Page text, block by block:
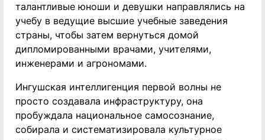
талантливые юноши и девушки направлялись на
учебу в ведущие высшие учебные заведения
страны, чтобы затем вернуться домой
дипломированными врачами, учителями,
инженерами и агрономами.
Ингушская интеллигенция первой волны не
просто создавала инфраструктуру, она
пробуждала национальное самосознание,
собирала и систематизировала культурное